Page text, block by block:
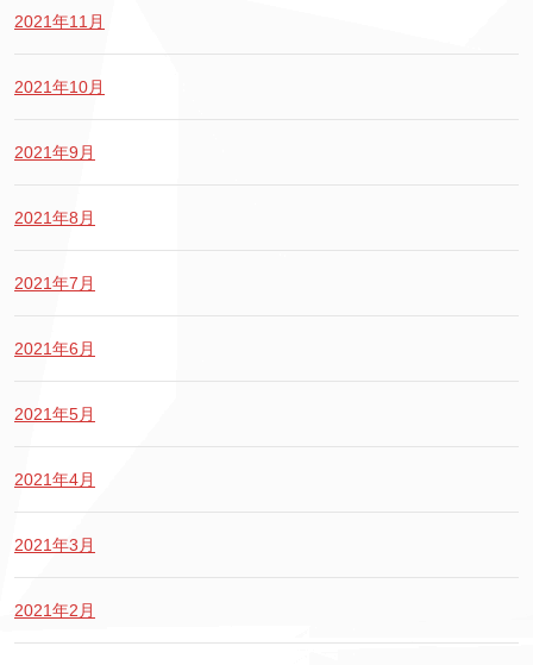
2021年11月
2021年10月
2021年9月
2021年8月
2021年7月
2021年6月
2021年5月
2021年4月
2021年3月
2021年2月